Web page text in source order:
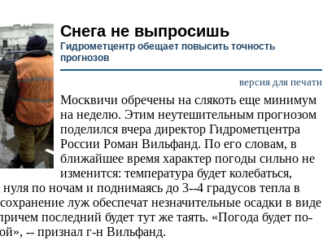
Снега не выпросишь
Гидрометцентр обещает повысить точность
прогнозов
версия для печати
Москвичи обречены на слякоть еще минимум
на неделю. Этим неутешительным прогнозом
поделился вчера директор Гидрометцентра
России Роман Вильфанд. По его словам, в
ближайшее время характер погоды сильно не
изменится: температура будет колебаться,
по ночам и поднимаясь до 3--4 градусов тепла в
луж обеспечат незначительные осадки в виде
последний будет тут же таять. «Погода будет по-
-- признал г-н Вильфанд.